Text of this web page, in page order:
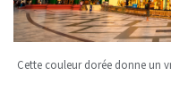
Cette couleur dorée donne un